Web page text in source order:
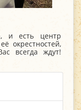
и есть центр
окрестностей,
всегда ждут!